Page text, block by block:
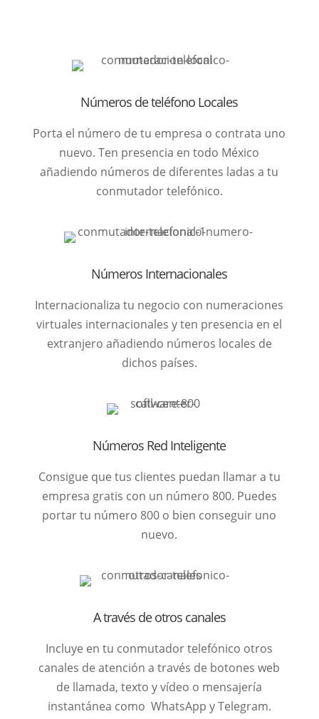
Números de teléfono Locales
Porta el número de tu empresa o contrata uno
nuevo. Ten presencia en todo México
añadiendo números de diferentes ladas a tu
conmutador telefónico.
Números Internacionales
Internacionaliza tu negocio con numeraciones
virtuales internacionales y ten presencia en el
extranjero añadiendo números locales de
dichos países.
Números Red Inteligente
Consigue que tus clientes puedan llamar a tu
empresa gratis con un número 800. Puedes
portar tu número 800 o bien conseguir uno
nuevo.
A través de otros canales
Incluye en tu conmutador telefónico otros
canales de atención a través de botones web
de llamada, texto y vídeo o mensajería
instantánea como WhatsApp y Telegram.